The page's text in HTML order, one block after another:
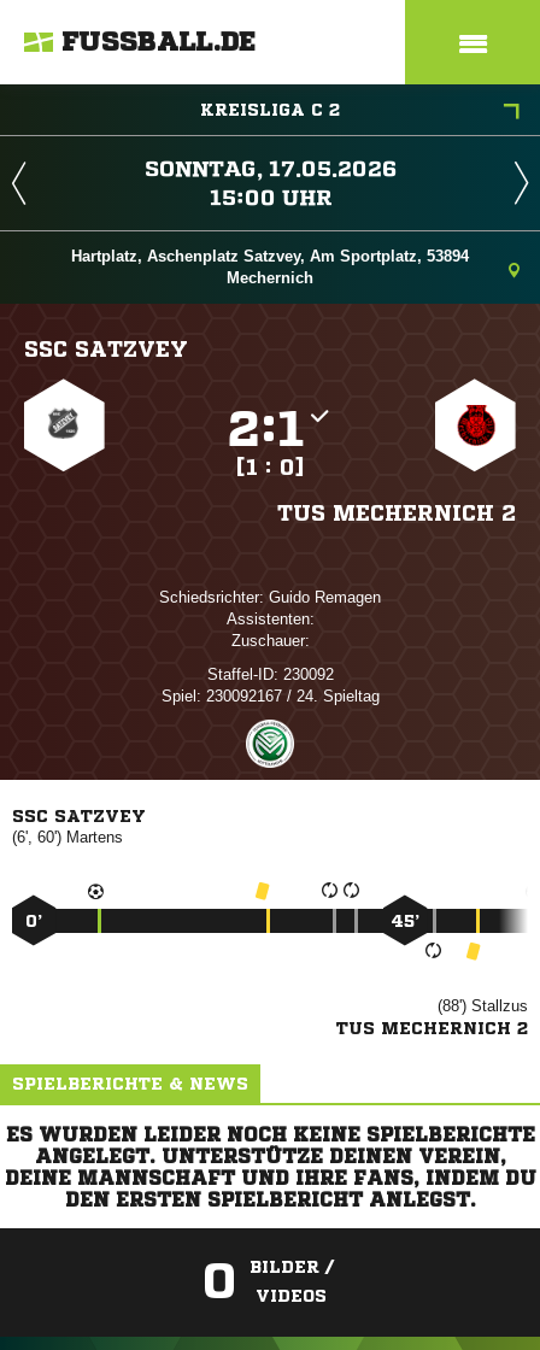
FUSSBALL.DE
KREISLIGA C 2
 
 
Hartplatz, Aschenplatz Satzvey, Am Sportplatz, 53894
Mechernich
SSC SATZVEY
:
[1 : 0]
TUS MECHERNICH 2
Schiedsrichter:  
Assistenten:
Zuschauer:
Staffel-ID: 230092
Spiel: 230092167 / 24. Spieltag
SSC SATZVEY
(6', 60') 
0’ 45’
(88') 
TUS MECHERNICH 2
SPIELBERICHTE & NEWS
ES WURDEN LEIDER NOCH KEINE SPIELBERICHTE
ANGELEGT. UNTERSTÜTZE DEINEN VEREIN,
DEINE MANNSCHAFT UND IHRE FANS, INDEM DU
DEN ERSTEN SPIELBERICHT ANLEGST.
0
BILDER /
VIDEOS